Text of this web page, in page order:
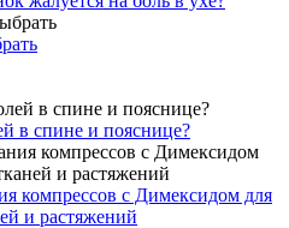
в спине и пояснице?
компрессов с Димексидом для
и растяжений